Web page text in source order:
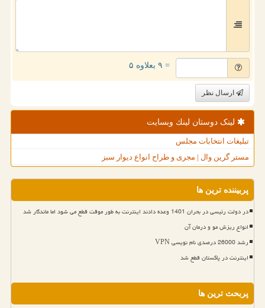
= ۹ بعلاوه ۵
ارسال نظر
لینک دوستان لینك وبسایت
تبلیغات انتخابات مجلس
مستر گرین وال | مجری و طراح انواع دیوار سبز
پربیننده ترین ها
در دولت رئیسی در بحران 1401 وعده دادند اینترنت به طور موقت قطع می شود اما ماندگار شد
انواع ریزش مو و درمان آن
رشد 26000 درصدی نام نویسی VPN
اینترنت در پاکستان قطع شد
پربحث ترین ها